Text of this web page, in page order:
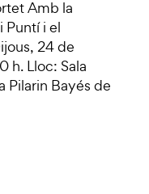
Amb la
Puntí i el
24 de
h. Lloc: Sala
Pilarin Bayés de